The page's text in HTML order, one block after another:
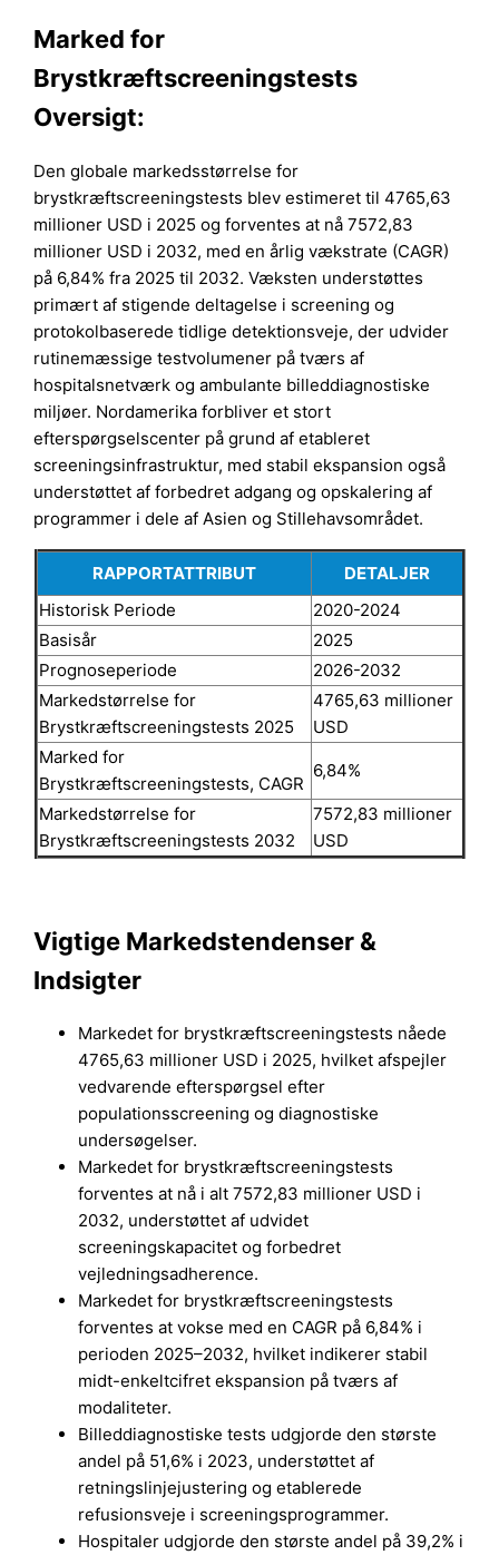
Marked for
Brystkræftscreeningstests
Oversigt:
Den globale markedsstørrelse for
brystkræftscreeningstests blev estimeret til 4765,63
millioner USD i 2025 og forventes at nå 7572,83
millioner USD i 2032, med en årlig vækstrate (CAGR)
på 6,84% fra 2025 til 2032. Væksten understøttes
primært af stigende deltagelse i screening og
protokolbaserede tidlige detektionsveje, der udvider
rutinemæssige testvolumener på tværs af
hospitalsnetværk og ambulante billeddiagnostiske
miljøer. Nordamerika forbliver et stort
efterspørgselscenter på grund af etableret
screeningsinfrastruktur, med stabil ekspansion også
understøttet af forbedret adgang og opskalering af
programmer i dele af Asien og Stillehavsområdet.
RAPPORTATTRIBUT
DETALJER
Historisk Periode
2020-2024
Basisår
2025
Prognoseperiode
2026-2032
Markedstørrelse for
Brystkræftscreeningstests 2025
4765,63 millioner
USD
Marked for
Brystkræftscreeningstests, CAGR
6,84%
Markedstørrelse for
Brystkræftscreeningstests 2032
7572,83 millioner
USD
Vigtige Markedstendenser &
Indsigter
Markedet for brystkræftscreeningstests nåede
4765,63 millioner USD i 2025, hvilket afspejler
vedvarende efterspørgsel efter
populationsscreening og diagnostiske
undersøgelser.
Markedet for brystkræftscreeningstests
forventes at nå i alt 7572,83 millioner USD i
2032, understøttet af udvidet
screeningskapacitet og forbedret
vejledningsadherence.
Markedet for brystkræftscreeningstests
forventes at vokse med en CAGR på 6,84% i
perioden 2025–2032, hvilket indikerer stabil
midt-enkeltcifret ekspansion på tværs af
modaliteter.
Billeddiagnostiske tests udgjorde den største
andel på 51,6% i 2023, understøttet af
retningslinjejustering og etablerede
refusionsveje i screeningsprogrammer.
Hospitaler udgjorde den største andel på 39,2% i